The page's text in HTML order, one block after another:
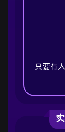
只要有